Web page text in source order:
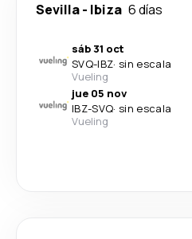
Sevilla- Ibiza 6 días
sáb 31 oct
SVQ-IBZ· sin escala
Vueling
jue 05 nov
IBZ-SVQ· sin escala
Vueling